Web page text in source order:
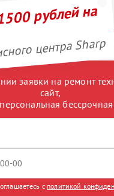
рублей на
центра Sharp
заявки на ремонт
сайт,
с политикой